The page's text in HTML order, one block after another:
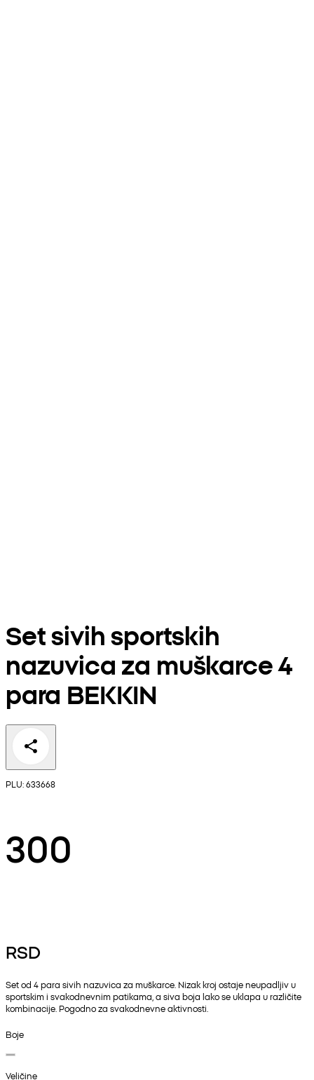
Set sivih sportskih
nazuvica za muškarce 4
para BEKKIN
PLU: 633668
300
RSD
Set od 4 para sivih nazuvica za muškarce. Nizak kroj ostaje neupadljiv u
sportskim i svakodnevnim patikama, a siva boja lako se uklapa u različite
kombinacije. Pogodno za svakodnevne aktivnosti.
Boje
Veličine